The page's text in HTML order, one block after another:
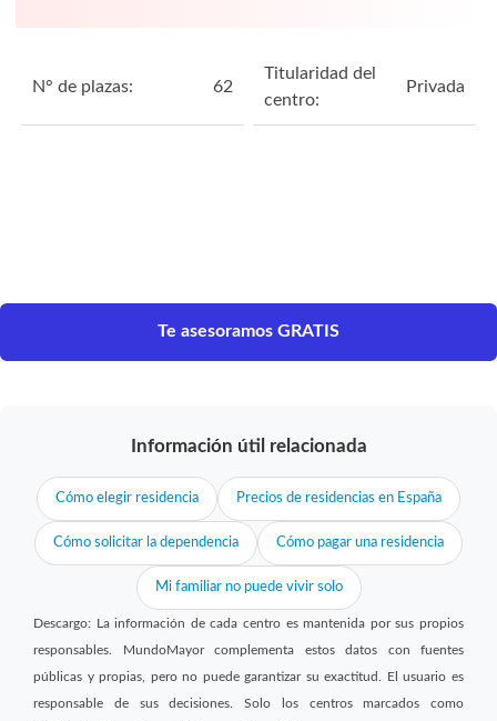
N° de plazas: 62
Titularidad del
centro:
Privada
Te asesoramos GRATIS
Información útil relacionada
Cómo elegir residencia Precios de residencias en España
Cómo solicitar la dependencia Cómo pagar una residencia
Mi familiar no puede vivir solo
Descargo: La información de cada centro es mantenida por sus propios
responsables. MundoMayor complementa estos datos con fuentes
públicas y propias, pero no puede garantizar su exactitud. El usuario es
responsable de sus decisiones. Solo los centros marcados como